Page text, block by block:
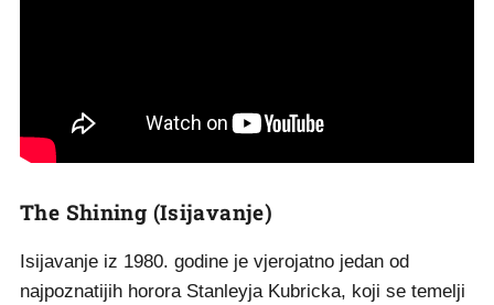
The Shining (Isijavanje)
Isijavanje iz 1980. godine je vjerojatno jedan od
najpoznatijih horora Stanleyja Kubricka, koji se temelji